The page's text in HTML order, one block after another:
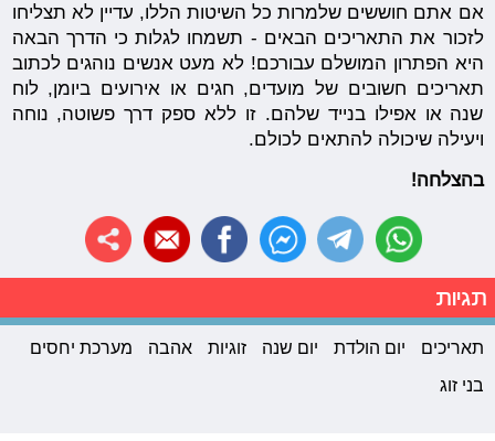
אם אתם חוששים שלמרות כל השיטות הללו, עדיין לא תצליחו
לזכור את התאריכים הבאים - תשמחו לגלות כי הדרך הבאה
היא הפתרון המושלם עבורכם! לא מעט אנשים נוהגים לכתוב
תאריכים חשובים של מועדים, חגים או אירועים ביומן, לוח
שנה או אפילו בנייד שלהם. זו ללא ספק דרך פשוטה, נוחה
ויעילה שיכולה להתאים לכולם.
בהצלחה!
תגיות
תאריכים יום הולדת יום שנה זוגיות אהבה
מערכת יחסים
בני זוג